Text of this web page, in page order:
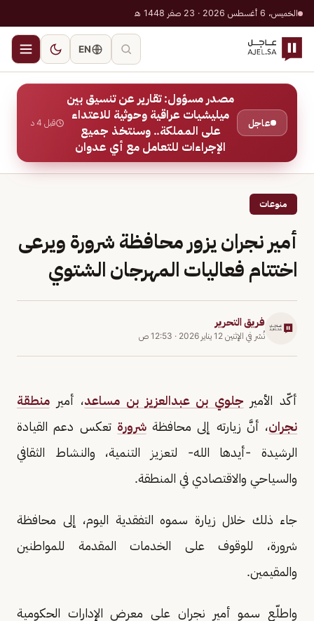
الخميس، 6 أغسطس 2026 · 23 صفر 1448 هـ
EN
عاجل
مصدر مسؤول: تقارير عن تنسيق بين
ميليشيات عراقية وحوثية للاعتداء
على المملكة.. وسنتخذ جميع
الإجراءات للتعامل مع أي عدوان
قبل 4 د
منوعات
أمير نجران يزور محافظة شرورة ويرعى
اختتام فعاليات المهرجان الشتوي
فريق التحرير
نُشر في الإثنين 12 يناير 2026 · 12:53 ص
أكّد الأمير جلوي بن عبدالعزيز بن مساعد، أمير منطقة
نجران، أنَّ زيارته إلى محافظةشرورة تعكس دعم القيادة
الرشيدة -أيدها الله- لتعزيز التنمية، والنشاط الثقافي
والسياحي والاقتصادي في المنطقة.
جاء ذلك خلال زيارة سموه التفقدية اليوم، إلى محافظة
شرورة، للوقوف على الخدمات المقدمة للمواطنين
والمقيمين.
واطلّع سمو أمير نجران على معرض الإدارات الحكومية